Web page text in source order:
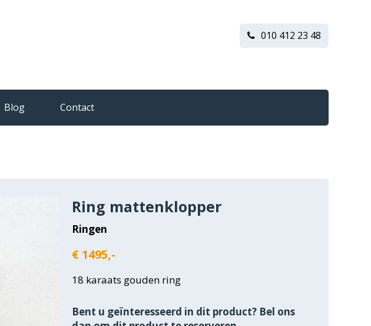
010 412 23 48
Blog Contact
Ring mattenklopper
Ringen
€ 1495,-
18 karaats gouden ring
Bent u geïnteresseerd in dit product? Bel ons